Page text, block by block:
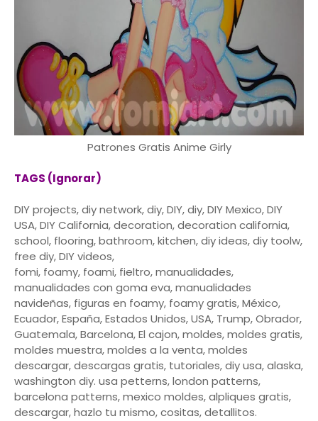
Patrones Gratis Anime Girly
TAGS (Ignorar)
DIY projects, diy network, diy, DIY, diy, DIY Mexico, DIY
USA, DIY California, decoration, decoration california,
school, flooring, bathroom, kitchen, diy ideas, diy toolw,
free diy, DIY videos,
fomi, foamy, foami, fieltro, manualidades,
manualidades con goma eva, manualidades
navideñas, figuras en foamy, foamy gratis, México,
Ecuador, España, Estados Unidos, USA, Trump, Obrador,
Guatemala, Barcelona, El cajon, moldes, moldes gratis,
moldes muestra, moldes a la venta, moldes
descargar, descargas gratis, tutoriales, diy usa, alaska,
washington diy. usa petterns, london patterns,
barcelona patterns, mexico moldes, alpliques gratis,
descargar, hazlo tu mismo, cositas, detallitos.